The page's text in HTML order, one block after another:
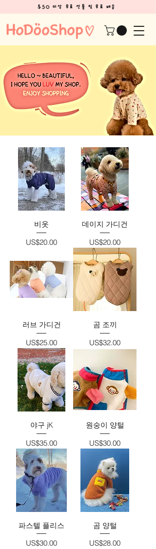
$50 이상 무료 선물 및 무료 배송
비옷
가격
US$20.00
데이지 가디건
가격
US$20.00
러브 가디건
가격
US$25.00
곰 조끼
가격
US$32.00
야구 jK
가격
US$35.00
원숭이 양털
가격
US$30.00
파스텔 플리스
가격
US$30.00
곰 양털
가격
US$28.00